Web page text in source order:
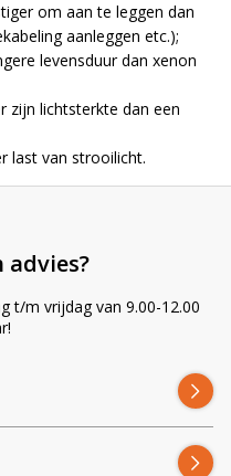
om aan te leggen dan
aanleggen etc.);
levensduur dan xenon
zijn lichtsterkte dan een
last van strooilicht.
t/m vrijdag van 9.00-12.00